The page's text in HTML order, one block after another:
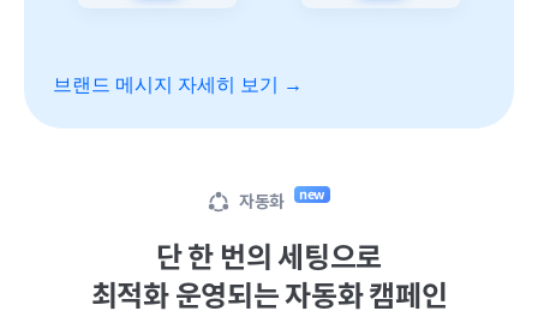
브랜드 메시지 자세히 보기 →
자동화 new
단 한 번의 세팅으로
최적화 운영되는 자동화 캠페인